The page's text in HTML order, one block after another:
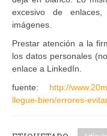
excesivo de
imágenes.
Prestar atención a la
los datos personales
enlace a LinkedIn.
fuente: http://
llegue-bien/errores-